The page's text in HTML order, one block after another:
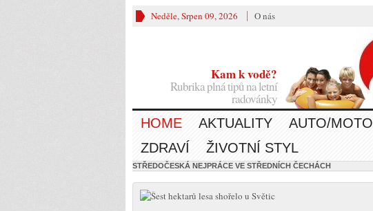
Neděle, Srpen 09, 2026 O nás
Kam k vodě?
Rubrika plná tipů na letní
radovánky
HOME AKTUALITY AUTO/MOTO
ZDRAVÍ
ŽIVOTNÍ STYL
STŘEDOČESKÁ NEJPRÁCE VE STŘEDNÍCH ČECHÁCH